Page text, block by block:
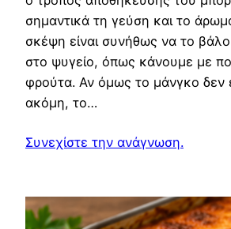
σημαντικά τη γεύση και το
σκέψη είναι συνήθως να το
στο ψυγείο, όπως κάνουμε με
φρούτα. Αν όμως το μάνγκο δεν
ακόμη, το…
Συνεχίστε την ανάγνωση.